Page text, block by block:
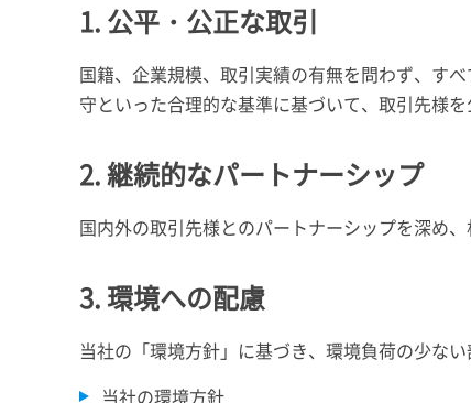
1. 公平・公正な取引
国籍、企業規模、取引実績の有無を問わず、す
守といった合理的な基準に基づいて、取引先様を
2. 継続的なパートナーシップ
国内外の取引先様とのパートナーシップを深め
3. 環境への配慮
当社の「環境方針」に基づき、環境負荷の少な
当社の環境方針